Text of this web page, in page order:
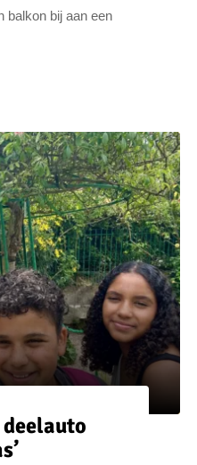
balkon bij aan een
deelauto